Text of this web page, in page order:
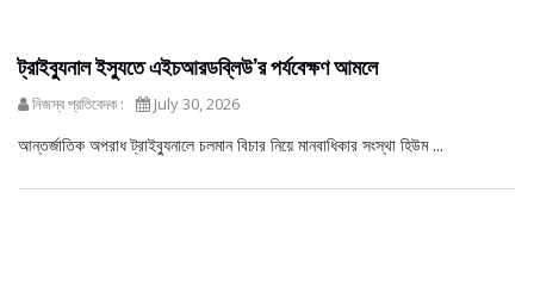
ট্রাইব্যুনাল ইস্যুতে এইচআরডব্লিউ’র পর্যবেক্ষণ আমলে
নিজস্ব প্রতিবেদক : July 30, 2026
আন্তর্জাতিক অপরাধ ট্রাইব্যুনালে চলমান বিচার নিয়ে মানবাধিকার সংস্থা হিউম ...